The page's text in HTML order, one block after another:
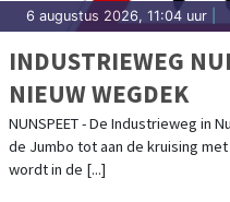
6 augustus 2026, 11:04 uur
INDUSTRIEWEG
NIEUW WEGDEK
NUNSPEET - De Industrieweg in
de Jumbo tot aan de kruising
wordt in de [...]